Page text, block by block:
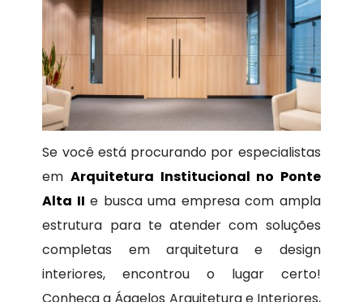
Se você está procurando por especialistas
em Arquitetura Institucional no Ponte
Alta II e busca uma empresa com ampla
estrutura para te atender com soluções
completas em arquitetura e design
interiores, encontrou o lugar certo!